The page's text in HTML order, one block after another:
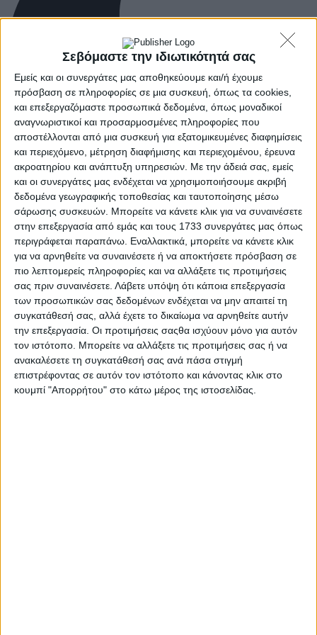
Σεβόμαστε την ιδιωτικότητά σας
Εμείς και οι συνεργάτες μας αποθηκεύουμε και/ή έχουμε
πρόσβαση σε πληροφορίες σε μια συσκευή, όπως τα cookies,
και επεξεργαζόμαστε προσωπικά δεδομένα, όπως μοναδικοί
αναγνωριστικοί και προσαρμοσμένες πληροφορίες που
αποστέλλονται από μια συσκευή για εξατομικευμένες διαφημίσεις
και περιεχόμενο, μέτρηση διαφήμισης και περιεχομένου, έρευνα
ακροατηρίου και ανάπτυξη υπηρεσιών. Με την άδειά σας, εμείς
και οι συνεργάτες μας ενδέχεται να χρησιμοποιήσουμε ακριβή
δεδομένα γεωγραφικής τοποθεσίας και ταυτοποίησης μέσω
σάρωσης συσκευών. Μπορείτε να κάνετε κλικ για να συναινέσετε
στην επεξεργασία από εμάς και τους 1733 συνεργάτες μας όπως
περιγράφεται παραπάνω. Εναλλακτικά, μπορείτε να κάνετε κλικ
για να αρνηθείτε να συναινέσετε ή να αποκτήσετε πρόσβαση σε
πιο λεπτομερείς πληροφορίες και να αλλάξετε τις προτιμήσεις
σας πριν συναινέσετε. Λάβετε υπόψη ότι κάποια επεξεργασία
των προσωπικών σας δεδομένων ενδέχεται να μην απαιτεί τη
συγκατάθεσή σας, αλλά έχετε το δικαίωμα να αρνηθείτε αυτήν
την επεξεργασία. Οι προτιμήσεις σαςθα ισχύουν μόνο για αυτόν
τον ιστότοπο. Μπορείτε να αλλάξετε τις προτιμήσεις σας ή να
ανακαλέσετε τη συγκατάθεσή σας ανά πάσα στιγμή
επιστρέφοντας σε αυτόν τον ιστότοπο και κάνοντας κλικ στο
κουμπί "Απορρήτου" στο κάτω μέρος της ιστοσελίδας.